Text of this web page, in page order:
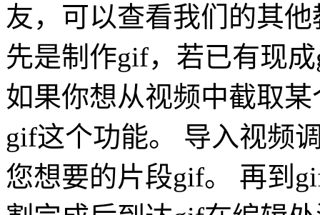
友，可以查看我们的其
先是制作gif，若已有现
如果你想从视频中截取
gif这个功能。 导入视频
您想要的片段gif。 再到